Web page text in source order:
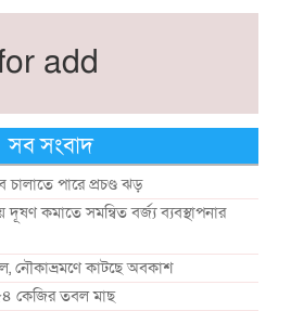
add
সব সংবাদ
পারে প্রচণ্ড ঝড়
কমাতে সমন্বিত বর্জ্য ব্যবস্থাপনার
নৌকাভ্রমণে কাটছে অবকাশ
কেজির তবল মাছ